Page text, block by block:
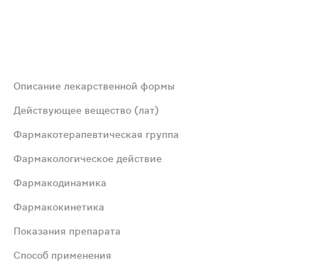
фермента (АПФ)), индапамид
Описание лекарственной формы
Действующее вещество (лат)
Фармакотерапевтическая группа
Фармакологическое действие
Фармакодинамика
Фармакокинетика
Показания препарата
Способ применения